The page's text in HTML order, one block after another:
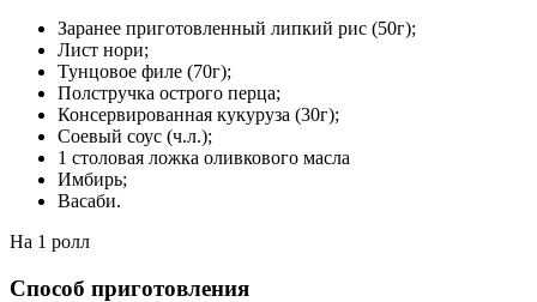
Заранее приготовленный липкий рис (50г);
Лист нори;
Тунцовое филе (70г);
Полстручка острого перца;
Консервированная кукуруза (30г);
Соевый соус (ч.л.);
1 столовая ложка оливкового масла
Имбирь;
Васаби.
На 1 ролл
Способ приготовления